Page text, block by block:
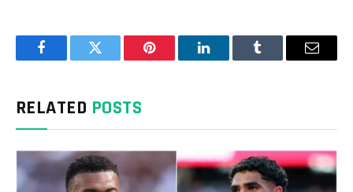
FacebookTwitter Pinterest LinkedInTumblr Email
RELATED POSTS